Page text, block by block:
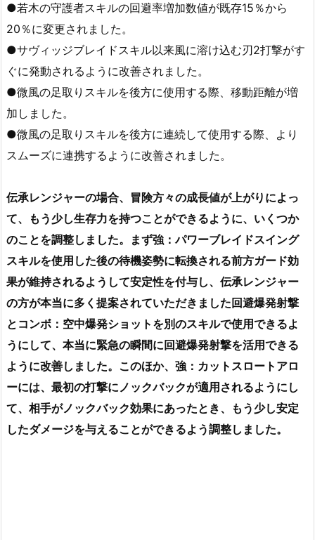
●若木の守護者スキルの回避率増加数値が既存15％から
20％に変更されました。
●サヴィッジブレイドスキル以来風に溶け込む刃2打撃がす
ぐに発動されるように改善されました。
●微風の足取りスキルを後方に使用する際、移動距離が増
加しました。
●微風の足取りスキルを後方に連続して使用する際、より
スムーズに連携するように改善されました。
伝承レンジャーの場合、冒険方々の成長値が上がりによっ
て、もう少し生存力を持つことができるように、いくつか
のことを調整しました。まず強：パワーブレイドスイング
スキルを使用した後の待機姿勢に転換される前方ガード効
果が維持されるようして安定性を付与し、伝承レンジャー
の方が本当に多く提案されていただきました回避爆発射撃
とコンボ：空中爆発ショットを別のスキルで使用できるよ
うにして、本当に緊急の瞬間に回避爆発射撃を活用できる
ように改善しました。このほか、強：カットスロートアロ
ーには、最初の打撃にノックバックが適用されるようにし
て、相手がノックバック効果にあったとき、もう少し安定
したダメージを与えることができるよう調整しました。